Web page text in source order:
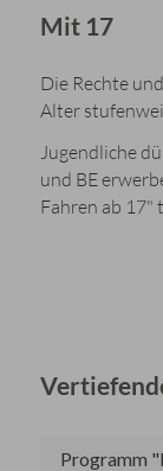
Mit 17
Die Rechte
Alter
Jugendliche
und BE
Fahren ab 17"
Programm